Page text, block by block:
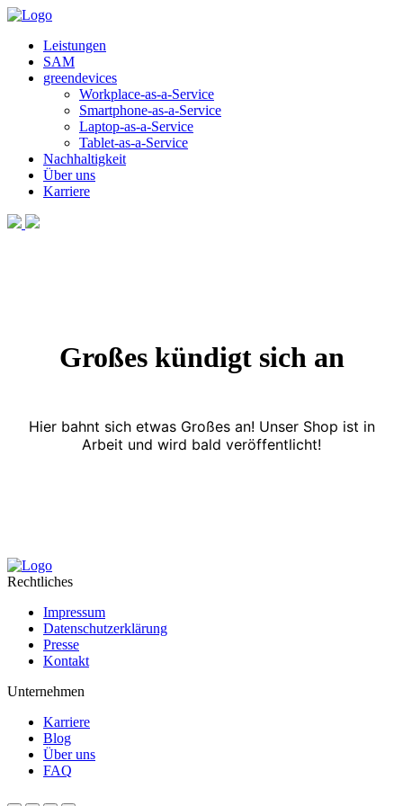
Leistungen
SAM
greendevices
Workplace-as-a-Service
Smartphone-as-a-Service
Laptop-as-a-Service
Tablet-as-a-Service
Nachhaltigkeit
Über uns
Karriere
Großes kündigt sich an
Hier bahnt sich etwas Großes an! Unser Shop ist in
Arbeit und wird bald veröffentlicht!
Rechtliches
Impressum
Datenschutzerklärung
Presse
Kontakt
Unternehmen
Karriere
Blog
Über uns
FAQ